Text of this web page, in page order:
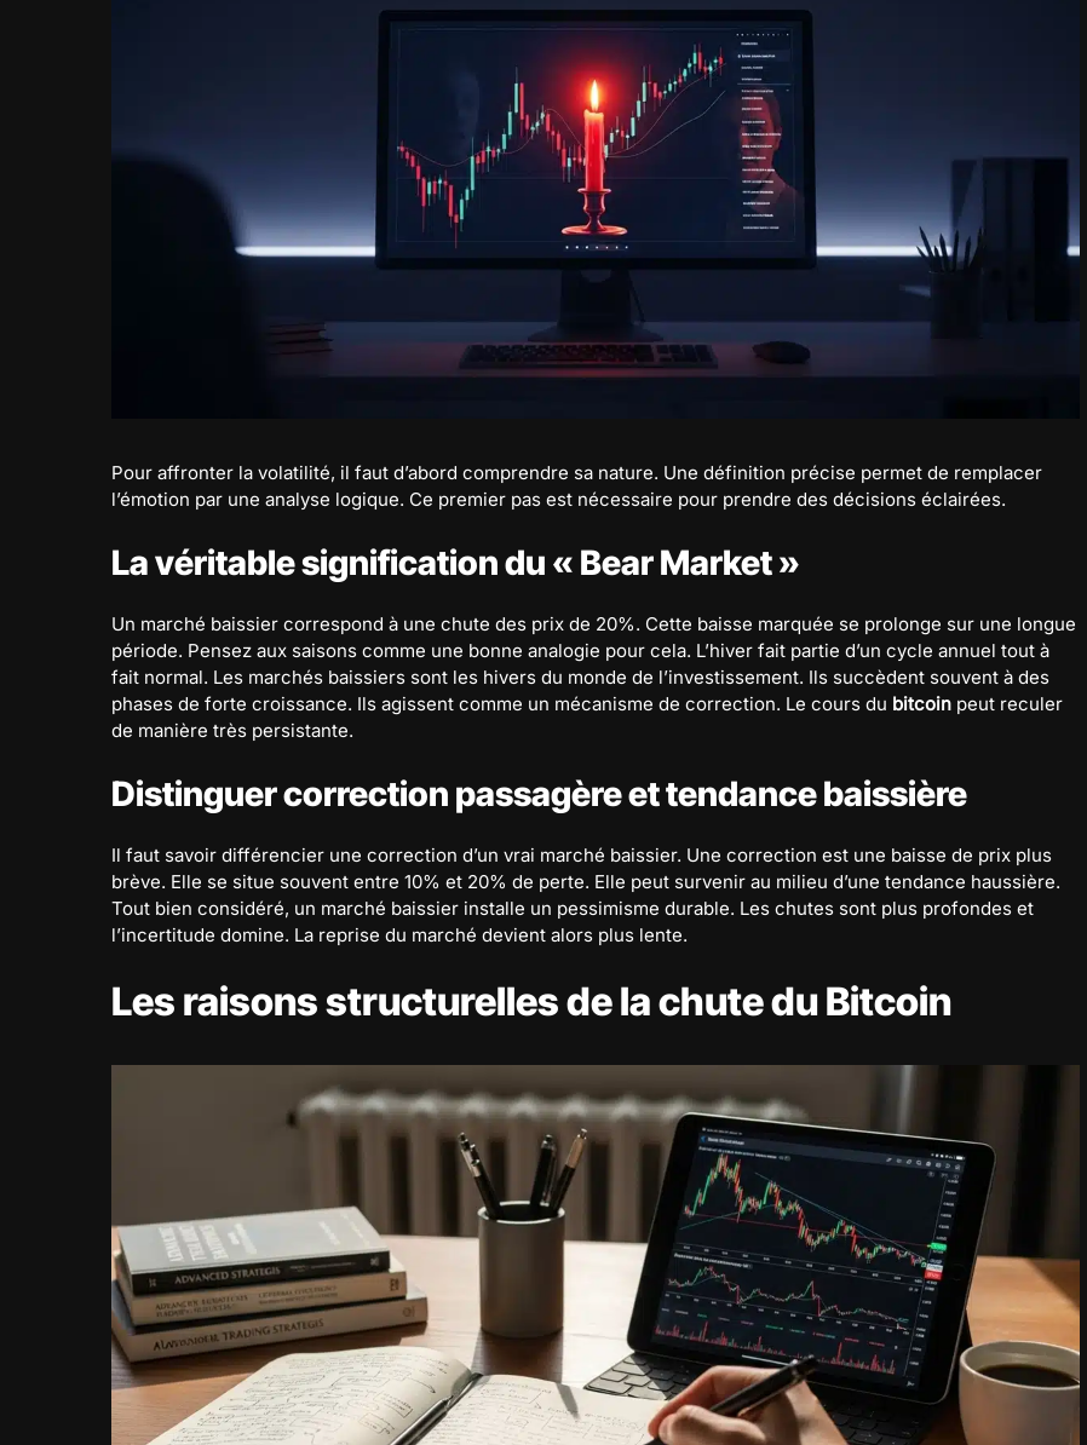
Pour affronter la volatilité, il faut d’abord comprendre sa nature. Une définition précise permet de remplacer
l’émotion par une analyse logique. Ce premier pas est nécessaire pour prendre des décisions éclairées.
La véritable signification du « Bear Market »
Un marché baissier correspond à une chute des prix de 20%. Cette baisse marquée se prolonge sur une longue
période. Pensez aux saisons comme une bonne analogie pour cela. L’hiver fait partie d’un cycle annuel tout à
fait normal. Les marchés baissiers sont les hivers du monde de l’investissement. Ils succèdent souvent à des
phases de forte croissance. Ils agissent comme un mécanisme de correction. Le cours du bitcoin peut reculer
de manière très persistante.
Distinguer correction passagère et tendance baissière
Il faut savoir différencier une correction d’un vrai marché baissier. Une correction est une baisse de prix plus
brève. Elle se situe souvent entre 10% et 20% de perte. Elle peut survenir au milieu d’une tendance haussière.
Tout bien considéré, un marché baissier installe un pessimisme durable. Les chutes sont plus profondes et
l’incertitude domine. La reprise du marché devient alors plus lente.
Les raisons structurelles de la chute du Bitcoin